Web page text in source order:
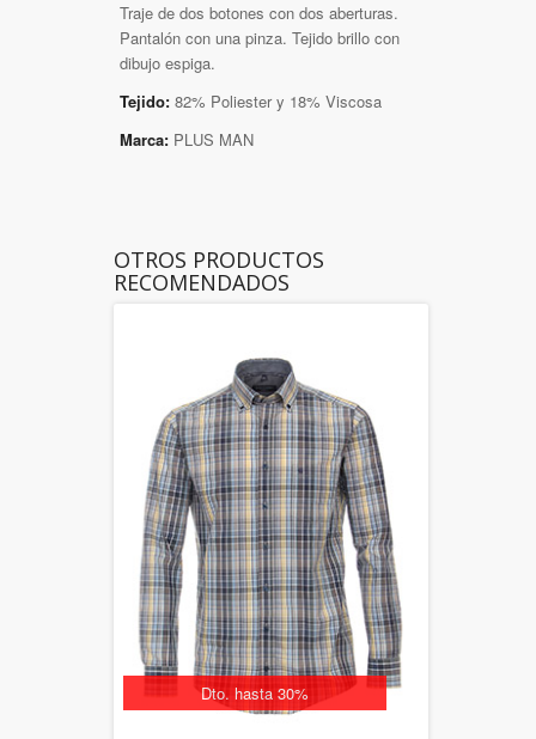
Traje de dos botones con dos aberturas.
Pantalón con una pinza. Tejido brillo con
dibujo espiga.
Tejido: 82% Poliester y 18% Viscosa
Marca: PLUS MAN
OTROS PRODUCTOS
RECOMENDADOS
Dto. hasta 30%